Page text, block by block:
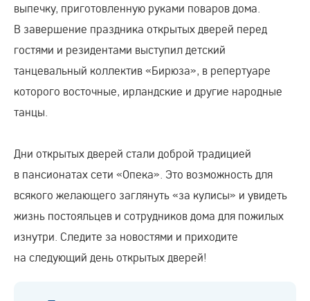
выпечку, приготовленную руками поваров дома.
В завершение праздника открытых дверей перед
гостями и резидентами выступил детский
танцевальный коллектив «Бирюза», в репертуаре
которого восточные, ирландские и другие народные
танцы.
Дни открытых дверей стали доброй традицией
в пансионатах сети «Опека». Это возможность для
всякого желающего заглянуть «за кулисы» и увидеть
жизнь постояльцев и сотрудников дома для пожилых
изнутри. Следите за новостями и приходите
на следующий день открытых дверей!